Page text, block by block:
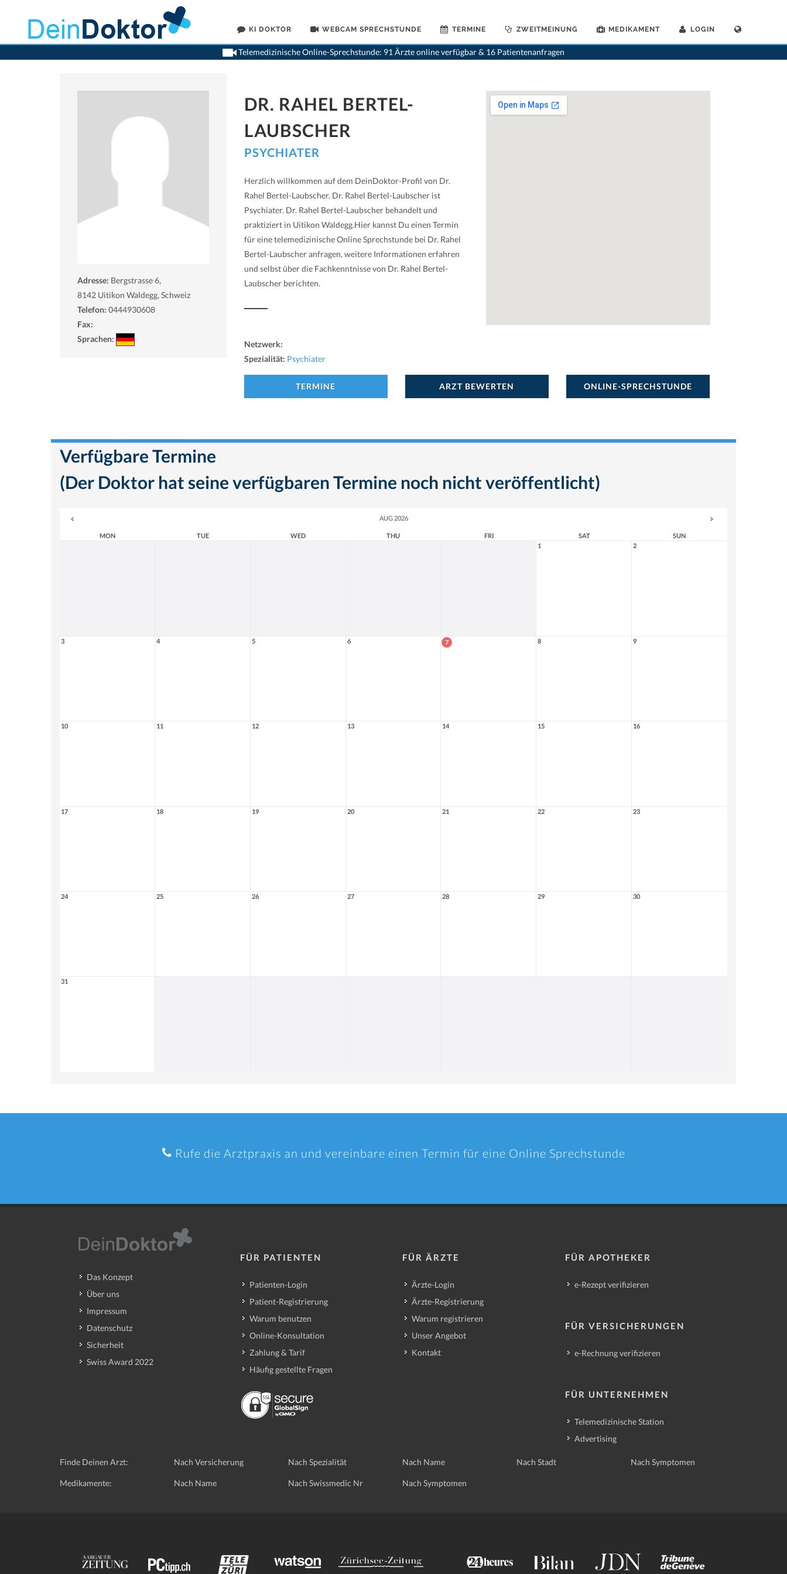
KI DOKTOR WEBCAM SPRECHSTUNDE TERMINE ZWEITMEINUNG MEDIKAMENT LOGIN
Telemedizinische Online-Sprechstunde: 91 Ärzte online verfügbar & 16 Patientenanfragen
>Psychiater>Uitikon Waldegg>Dr. Rahel Bertel-Laubscher>Termin mit Dr. Rahel Bertel-Laubscher
Adresse: Bergstrasse 6,
8142 Uitikon Waldegg, Schweiz
Telefon: 0444930608
Fax:
Sprachen:
DR. RAHEL BERTEL-
LAUBSCHER
PSYCHIATER
Herzlich willkommen auf dem DeinDoktor-Profil von Dr.
Rahel Bertel-Laubscher. Dr. Rahel Bertel-Laubscher ist
Psychiater. Dr. Rahel Bertel-Laubscher behandelt und
praktiziert in Uitikon Waldegg.Hier kannst Du einen Termin
für eine telemedizinische Online Sprechstunde bei Dr. Rahel
Bertel-Laubscher anfragen, weitere Informationen erfahren
und selbst über die Fachkenntnisse von Dr. Rahel Bertel-
Laubscher berichten.
Netzwerk:
Spezialität: Psychiater
TERMINE ARZT BEWERTEN ONLINE-SPRECHSTUNDE
Verfügbare Termine
(Der Doktor hat seine verfügbaren Termine noch nicht veröffentlicht)
AUG 2026
MON TUE WED THU FRI SAT
SUN
1
2
3 4 5 6 7 8 9
10 11 12 13 14 15 16
17 18 19 20 21 22 23
24 25 26 27 28 29 30
31
Rufe die Arztpraxis an und vereinbare einen Termin für eine Online Sprechstunde
Das Konzept
Über uns
Impressum
Datenschutz
Sicherheit
Swiss Award 2022
FÜR PATIENTEN
Patienten-Login
Patient-Registrierung
Warum benutzen
Online-Konsultation
Zahlung & Tarif
Häufig gestellte Fragen
FÜR ÄRZTE
Ärzte-Login
Ärzte-Registrierung
Warum registrieren
Unser Angebot
Kontakt
FÜR APOTHEKER
e-Rezept verifizieren
FÜR VERSICHERUNGEN
e-Rechnung verifizieren
FÜR UNTERNEHMEN
Telemedizinische Station
Advertising
Finde Deinen Arzt: Nach Versicherung Nach Spezialität Nach Name Nach Stadt Nach Symptomen
Medikamente: Nach Name Nach Swissmedic Nr Nach Symptomen